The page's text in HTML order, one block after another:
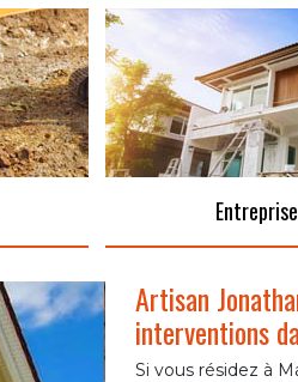
Artisan
interventions
Si vous résidez à